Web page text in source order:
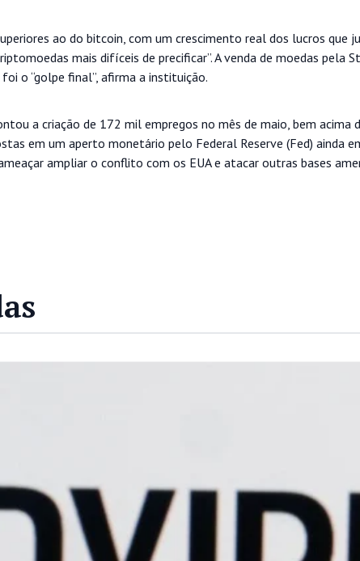
ao do bitcoin, com um crescimento real dos lucros que
mais difíceis de precificar”. A venda de moedas pela
o “golpe final”, afirma a instituição.
a criação de 172 mil empregos no mês de maio, bem acima
em um aperto monetário pelo Federal Reserve (Fed) ainda
ampliar o conflito com os EUA e atacar outras bases